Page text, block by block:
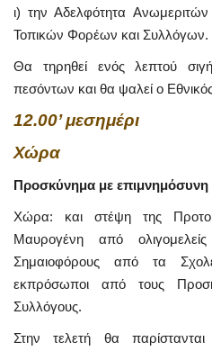
ι) την Αδελφότητα
Τοπικών Φορέων και Συλλόγων.
Θα τηρηθεί ενός λεπτού
πεσόντων και θα ψαλεί ο
12.00’ μεσημέρι
Χώρα
Προσκύνημα με επιμνημόσυνη
Χώρα: και στέψη της
Μαυρογένη από
Σημαιοφόρους από τα
εκπρόσωποι από τους
Συλλόγους.
Στην τελετή θα